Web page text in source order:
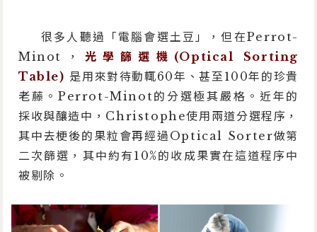
很多人聽過「電腦會選土豆」，但在Perrot-
Minot， 光學篩選機(Optical Sorting
Table) 是用來對待動輒60年、甚至100年的珍貴
老藤。Perrot-Minot的分選極其嚴格。近年的
採收與釀造中，Christophe使用兩道分選程序，
其中去梗後的果粒會再經過Optical Sorter做第
二次篩選，其中約有10%的收成果實在這道程序中
被剔除。